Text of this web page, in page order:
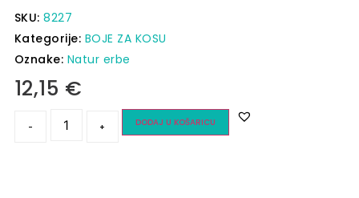
SKU:8227
Kategorije: BOJE ZA KOSU
Oznake: Natur erbe
12,15 €
- + DODAJ U KOŠARICU